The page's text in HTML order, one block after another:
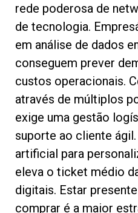
rede poderosa de
de tecnologia.
em análise de dados
conseguem prever
custos operacionais.
através de múltiplos
exige uma gestão
suporte ao cliente
artificial para
eleva o ticket médio
digitais. Estar
comprar é a maior